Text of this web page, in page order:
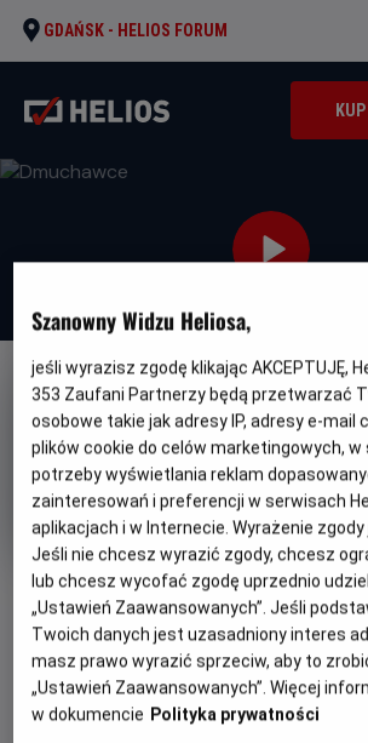
GDAŃSK - HELIOS FORUM
DUBBING
OBSERWUJ
Dmuchawce
Oryginalny
tytuł
Planetes Gatunek
Animowany
Familijny
Minimalny
wiek
Od 7 lat
Czas
trwania
76 min
Kraj
i
rok
produkcji
Belgia, Francja
PREMIERA
17 kwietnia 2026
WIĘCEJ SZCZEGÓŁÓW
Szanowny Widzu Heliosa,
jeśli wyrazisz zgodę klikając AKCEPTUJĘ,
353 Zaufani Partnerzy będą przetwarzać
osobowe takie jak adresy IP, adresy e-mail
plików cookie do celów marketingowych,
potrzeby wyświetlania reklam
zainteresowań i preferencji w serwisach
aplikacjach i w Internecie. Wyrażenie
Jeśli nie chcesz wyrazić zgody, chcesz
lub chcesz wycofać zgodę uprzednio
„Ustawień Zaawansowanych”. Jeśli
Twoich danych jest uzasadniony interes
masz prawo wyrazić sprzeciw, aby to
„Ustawień Zaawansowanych”. Więcej
w dokumencie Polityka prywatności